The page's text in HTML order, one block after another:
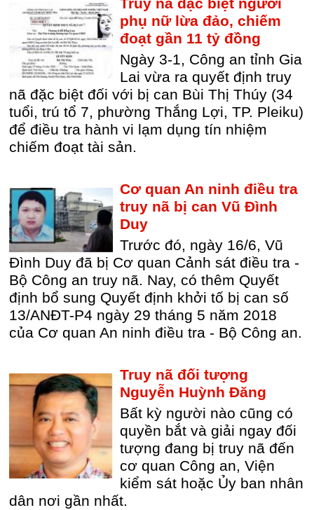
Truy nã đặc biệt người
phụ nữ lừa đảo, chiếm
đoạt gần 11 tỷ đồng
Ngày 3-1, Công an tỉnh Gia
Lai vừa ra quyết định truy
nã đặc biệt đối với bị can Bùi Thị Thúy (34
tuổi, trú tổ 7, phường Thắng Lợi, TP. Pleiku)
để điều tra hành vi lạm dụng tín nhiệm
chiếm đoạt tài sản.
Cơ quan An ninh điều tra
truy nã bị can Vũ Đình
Duy
Trước đó, ngày 16/6, Vũ
Đình Duy đã bị Cơ quan Cảnh sát điều tra -
Bộ Công an truy nã. Nay, có thêm Quyết
định bổ sung Quyết định khởi tố bị can số
13/ANĐT-P4 ngày 29 tháng 5 năm 2018
của Cơ quan An ninh điều tra - Bộ Công an.
Truy nã đối tượng
Nguyễn Huỳnh Đăng
Bất kỳ người nào cũng có
quyền bắt và giải ngay đối
tượng đang bị truy nã đến
cơ quan Công an, Viện
kiểm sát hoặc Ủy ban nhân
dân nơi gần nhất.